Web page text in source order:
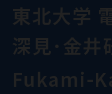
東北大学
深見･金井
Fukami-